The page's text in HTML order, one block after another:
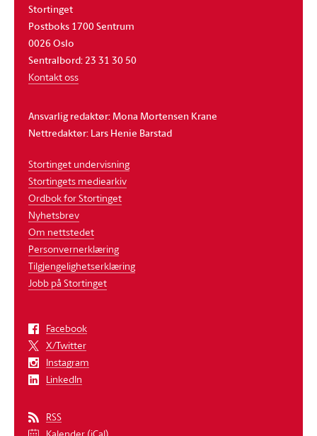
Stortinget
Postboks 1700 Sentrum
0026 Oslo
Sentralbord: 23 31 30 50
Kontakt oss
Ansvarlig redaktør: Mona Mortensen Krane
Nettredaktør: Lars Henie Barstad
Stortinget undervisning
Stortingets mediearkiv
Ordbok for Stortinget
Nyhetsbrev
Om nettstedet
Personvernerklæring
Tilgjengelighetserklæring
Jobb på Stortinget
Facebook
X/Twitter
Instagram
LinkedIn
RSS